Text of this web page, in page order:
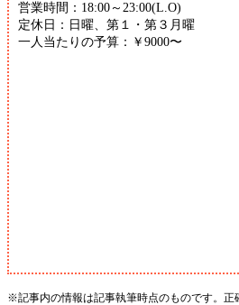
営業時間：18:00～23:00(L.O)
定休日：日曜、第１・第３月曜
一人当たりの予算：￥9000〜
※記事内の情報は記事執筆時点のものです。正